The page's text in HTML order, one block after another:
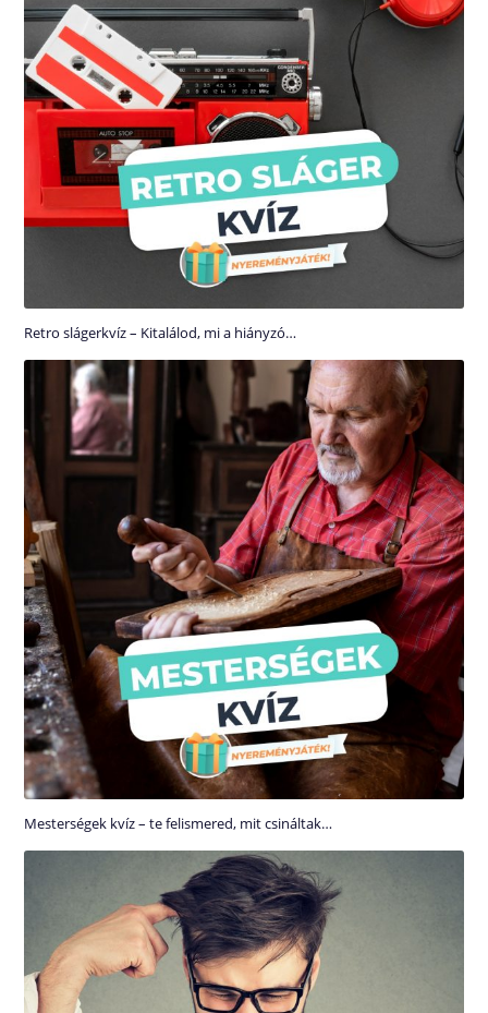
Retro slágerkvíz – Kitalálod, mi a hiányzó…
Mesterségek kvíz – te felismered, mit csináltak…